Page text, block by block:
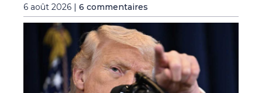
6 août 2026 | 6 commentaires